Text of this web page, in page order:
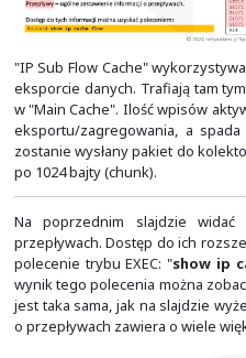
Domyślnie informacje o
na ASN do którego
wskazywane były BGP
do których zostanie on
zapisywania obydwóch
W dużych sieciach z
informacji może być
rozłożenia ich na
informacji nie jest nam
ilość ruchu w sieci oraz
obciążenie
Umożliwia to wersja 8